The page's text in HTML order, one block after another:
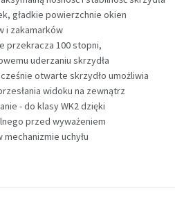
gładkie powierzchnie okien
i zakamarków
przekracza 100 stopni,
uderzaniu skrzydła
otwarte skrzydło umożliwia
widoku na zewnątrz
- do klasy WK2 dzięki
przed wyważeniem
uchyłu